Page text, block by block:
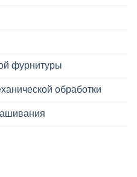
фурнитуры
обработки